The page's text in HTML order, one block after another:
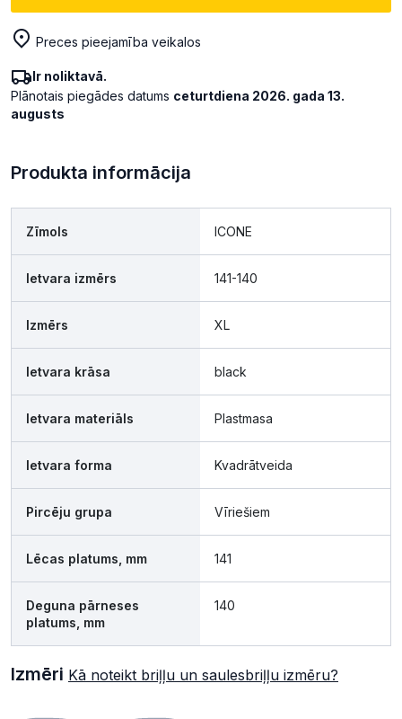
Preces pieejamība veikalos
Ir noliktavā.
Plānotais piegādes datums ceturtdiena 2026. gada 13.
augusts
Produkta informācija
Zīmols ICONE
Ietvara izmērs 141-140
Izmērs XL
Ietvara krāsa black
Ietvara materiāls Plastmasa
Ietvara forma Kvadrātveida
Pircēju grupa Vīriešiem
Lēcas platums, mm 141
Deguna pārneses
platums, mm
140
Izmēri Kā noteikt briļļu un saulesbriļļu izmēru?